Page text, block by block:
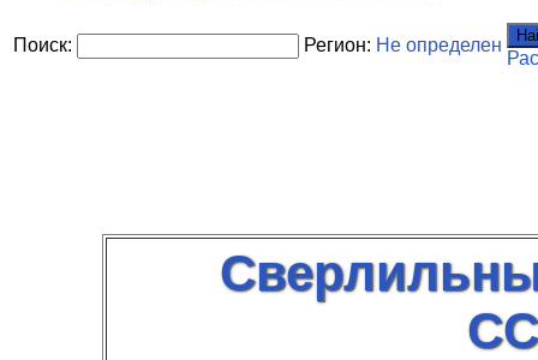
Поиск: Регион: Не определен